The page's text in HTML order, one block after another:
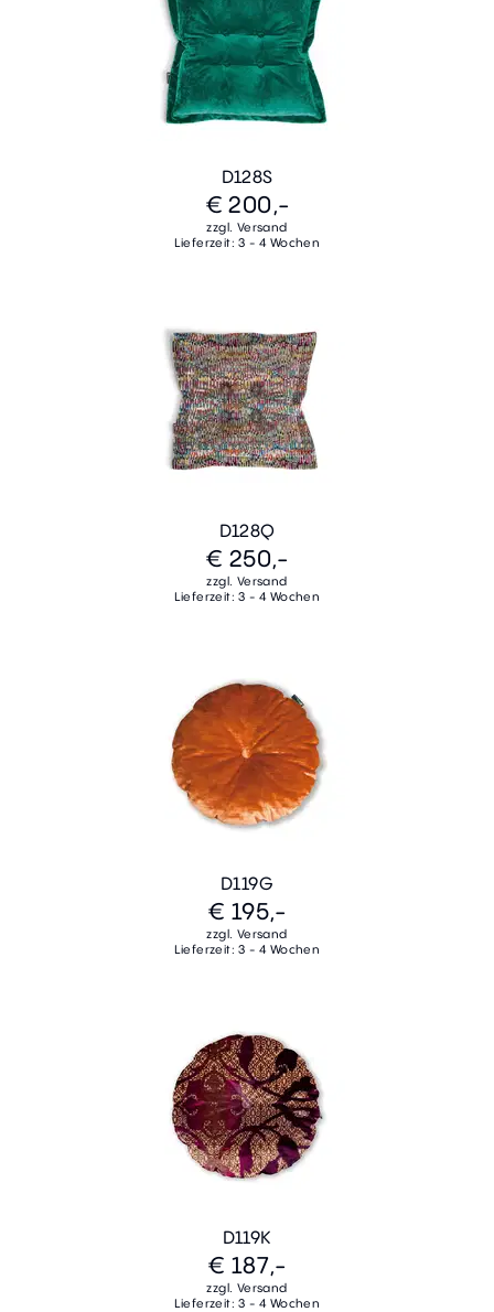
D128S
€ 200,-
zzgl. Versand
Lieferzeit: 3 - 4 Wochen
D128Q
€ 250,-
zzgl. Versand
Lieferzeit: 3 - 4 Wochen
D119G
€ 195,-
zzgl. Versand
Lieferzeit: 3 - 4 Wochen
D119K
€ 187,-
zzgl. Versand
Lieferzeit: 3 - 4 Wochen